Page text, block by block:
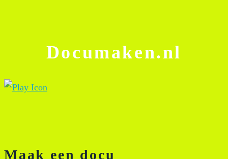
Documaken.nl
Maak een docu